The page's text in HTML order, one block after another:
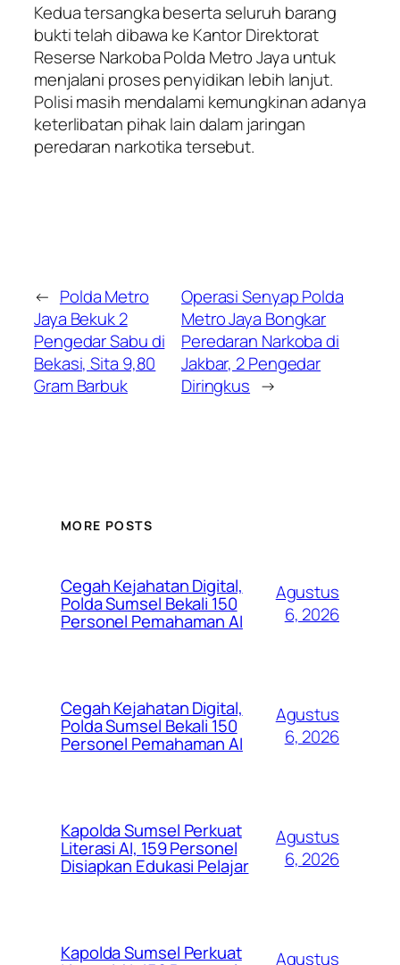
Kedua tersangka beserta seluruh barang
bukti telah dibawa ke Kantor Direktorat
Reserse Narkoba Polda Metro Jaya untuk
menjalani proses penyidikan lebih lanjut.
Polisi masih mendalami kemungkinan adanya
keterlibatan pihak lain dalam jaringan
peredaran narkotika tersebut.
← Polda Metro
Jaya Bekuk 2
Pengedar Sabu di
Bekasi, Sita 9,80
Gram Barbuk
Operasi Senyap Polda
Metro Jaya Bongkar
Peredaran Narkoba di
Jakbar, 2 Pengedar
Diringkus →
MORE POSTS
Cegah Kejahatan Digital,
Polda Sumsel Bekali 150
Personel Pemahaman AI
Agustus
6, 2026
Cegah Kejahatan Digital,
Polda Sumsel Bekali 150
Personel Pemahaman AI
Agustus
6, 2026
Kapolda Sumsel Perkuat
Literasi AI, 159 Personel
Disiapkan Edukasi Pelajar
Agustus
6, 2026
Kapolda Sumsel Perkuat Agustus